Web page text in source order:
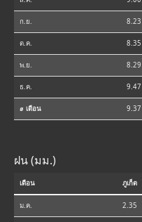
ก.ย. 8.23
ต.ค. 8.35
พ.ย. 8.29
ธ.ค. 9.47
⌀ เดือน 9.37
ฝน (มม.)
เดือน ภูเก็ต
ม.ค. 2.35